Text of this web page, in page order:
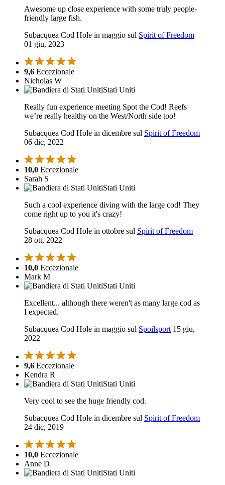
Awesome up close experience with some truly people-
friendly large fish.
Subacquea Cod Hole in maggio sul Spirit of Freedom
01 giu, 2023
9,6 Eccezionale
Nicholas W
Stati Uniti
Really fun experience meeting Spot the Cod! Reefs
we’re really healthy on the West/North side too!
Subacquea Cod Hole in dicembre sul Spirit of Freedom
06 dic, 2022
10,0 Eccezionale
Sarah S
Stati Uniti
Such a cool experience diving with the large cod! They
come right up to you it's crazy!
Subacquea Cod Hole in ottobre sul Spirit of Freedom
28 ott, 2022
10,0 Eccezionale
Mark M
Stati Uniti
Excellent... although there weren't as many large cod as
I expected.
Subacquea Cod Hole in maggio sul Spoilsport 15 giu,
2022
9,6 Eccezionale
Kendra R
Stati Uniti
Very cool to see the huge friendly cod.
Subacquea Cod Hole in dicembre sul Spirit of Freedom
24 dic, 2019
10,0 Eccezionale
Anne D
Stati Uniti